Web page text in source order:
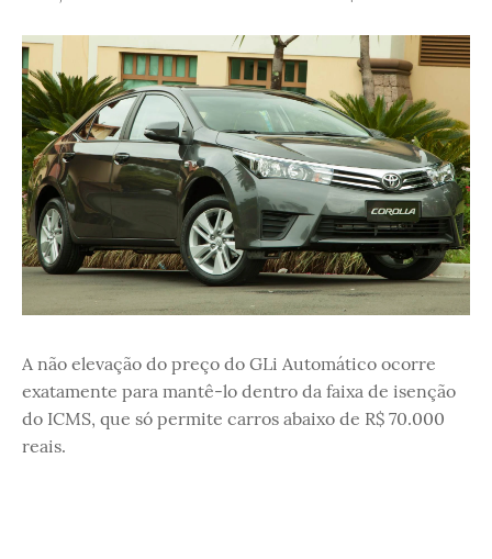
A não elevação do preço do GLi Automático ocorre
exatamente para mantê-lo dentro da faixa de isenção
do ICMS, que só permite carros abaixo de R$ 70.000
reais.